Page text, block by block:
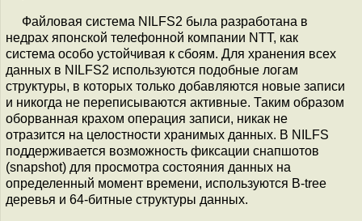
Файловая система NILFS2 была разработана в
недрах японской телефонной компании NTT, как
система особо устойчивая к сбоям. Для хранения всех
данных в NILFS2 используются подобные логам
структуры, в которых только добавляются новые записи
и никогда не переписываются активные. Таким образом
оборванная крахом операция записи, никак не
отразится на целостности хранимых данных. В NILFS
поддерживается возможность фиксации снапшотов
(snapshot) для просмотра состояния данных на
определенный момент времени, используются B-tree
деревья и 64-битные структуры данных.